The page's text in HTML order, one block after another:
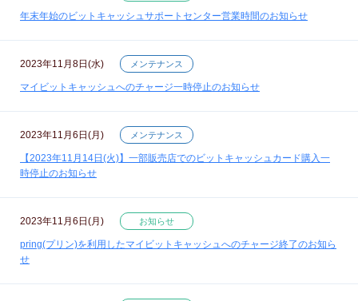
年末年始のビットキャッシュサポートセンター営業時間のお知らせ
2023年11月8日(水) メンテナンス
マイビットキャッシュへのチャージ一時停止のお知らせ
2023年11月6日(月) メンテナンス
【2023年11月14日(火)】一部販売店でのビットキャッシュカード購入一
時停止のお知らせ
2023年11月6日(月) お知らせ
pring(プリン)を利用したマイビットキャッシュへのチャージ終了のお知ら
せ